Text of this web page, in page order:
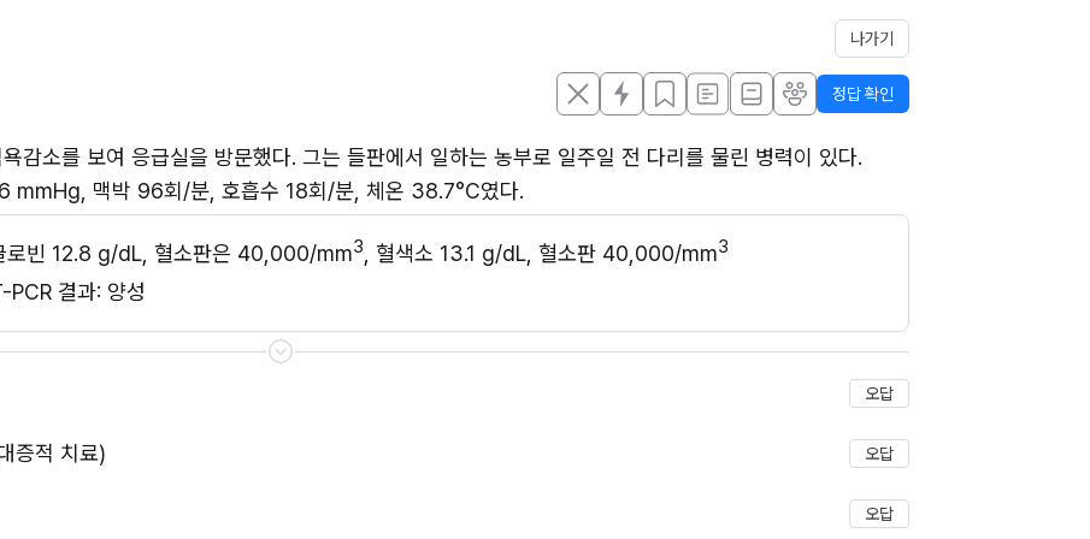
나가기
정답 확인
감소를 보여 응급실을 방문했다. 그는 들판에서 일하는 농부로 일주일 전 다리를 물린 병력이 있다.
mmHg, 맥박 96회/분, 호흡수 18회/분, 체온 38.7°C였다.
로빈 12.8 g/dL, 혈소판은 40,000/mm3 , 혈색소 13.1 g/dL, 혈소판 40,000/mm3
PCR 결과: 양성
오답
증적 치료) 오답
오답